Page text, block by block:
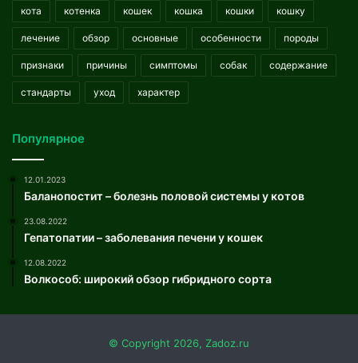
кота котенка кошек кошка кошки кошку
лечение обзор основные особенности породы
признаки причины симптомы собак содержание
стандарты уход характер
Популярное
12.01.2023
Баланопостит – болезнь половой системы у котов
23.08.2022
Гепатопатии – заболевания печени у кошек
12.08.2022
Волкособ: широкий обзор гибридного сорта
© Copyright 2026, Zadoz.ru